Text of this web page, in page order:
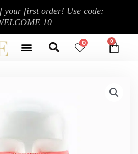
your first order! Use code:
10
MenuSearch
0